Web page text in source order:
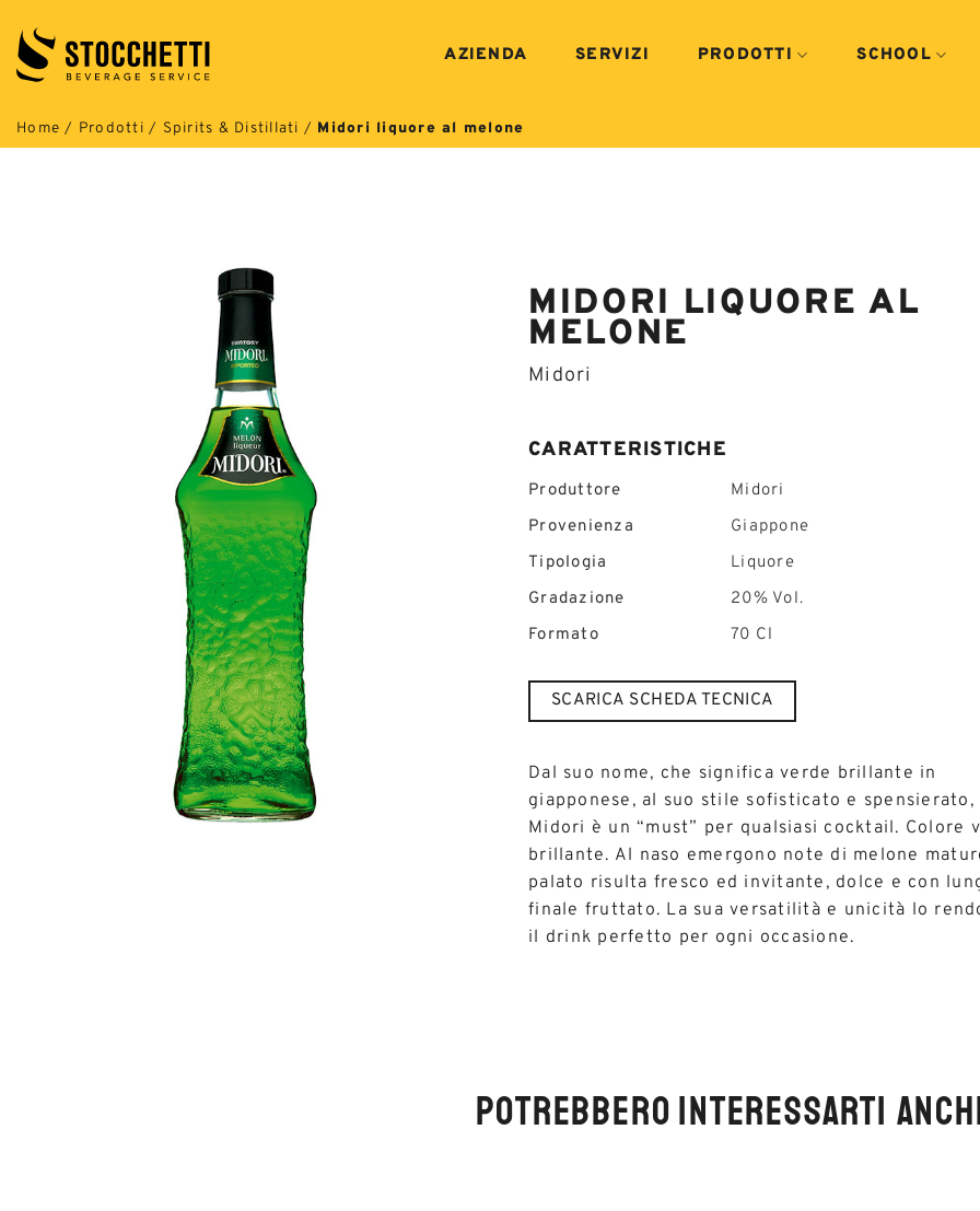
contenuti
AZIENDA SERVIZI PRODOTTI SCHOOL
Home / Prodotti / Spirits & Distillati / Midori liquore al melone
MIDORI LIQUORE AL
MELONE
Midori
CARATTERISTICHE
Produttore
Midori
Provenienza
Giappone
Tipologia
Liquore
Gradazione
20% Vol.
Formato
70 Cl
SCARICA SCHEDA TECNICA
Dal suo nome, che significa verde brillante in
giapponese, al suo stile sofisticato e spensierato,
Midori è un “must” per qualsiasi cocktail. Colore
brillante. Al naso emergono note di melone
palato risulta fresco ed invitante, dolce e con
finale fruttato. La sua versatilità e unicità lo
il drink perfetto per ogni occasione.
POTREBBERO INTERESSARTI